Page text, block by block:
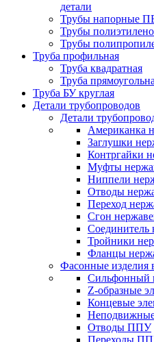
детали
Трубы напорные
Трубы
Трубы
Труба профильная
Труба квадратная
Труба
Труба БУ круглая
Детали трубопроводов
Детали
Американка
Заглушки
Контргайки
Муфты
Ниппели
Отводы
Переход
Сгон
Тройники
Фланцы
Фасонные изделия
Cильфонный
Z-образные
Концевые
Отводы ППУ
Переходы